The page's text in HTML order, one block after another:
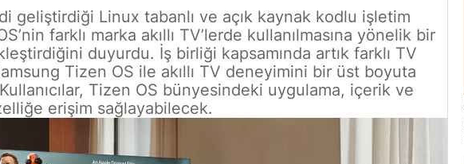
geliştirdiği Linux tabanlı ve açık kaynak kodlu işletim
farklı marka akıllı TV’lerde kullanılmasına yönelik bir
duyurdu. İş birliği kapsamında artık farklı TV
Tizen OS ile akıllı TV deneyimini bir üst boyuta
Tizen OS bünyesindeki uygulama, içerik ve
erişim sağlayabilecek.